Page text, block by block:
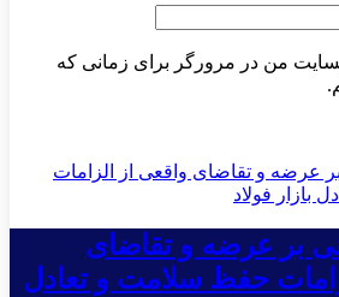
من در مرورگر برای زمانی که
بر عرضه و تقاضای
حفظ سلامت و تعادل